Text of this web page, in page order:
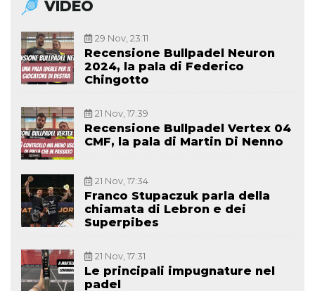
VIDEO
29 Nov, 23:11
Recensione Bullpadel Neuron
2024, la pala di Federico
Chingotto
21 Nov, 17:39
Recensione Bullpadel Vertex 04
CMF, la pala di Martin Di Nenno
21 Nov, 17:34
Franco Stupaczuk parla della
chiamata di Lebron e dei
Superpibes
21 Nov, 17:31
Le principali impugnature nel
padel